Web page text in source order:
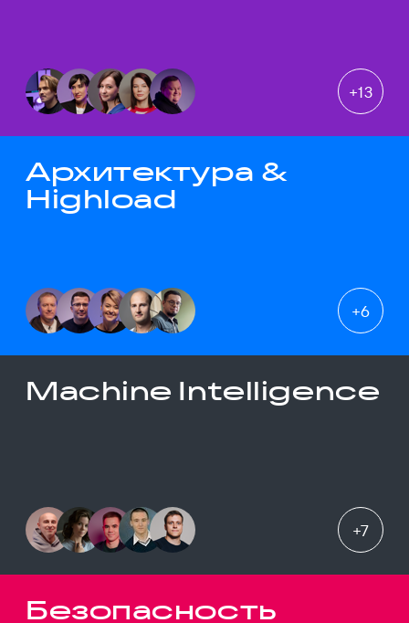
+13
Архитектура &
Highload
+6
Machine Intelligence
+7
Безопасность